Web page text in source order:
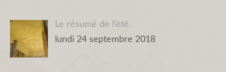
Le résumé de l’été.
lundi 24 septembre 2018